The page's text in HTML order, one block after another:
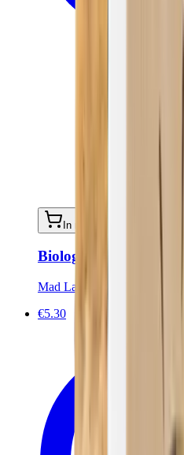
In mijn winkelwagen
Biologische Crakers
Mad Lab
€5.30